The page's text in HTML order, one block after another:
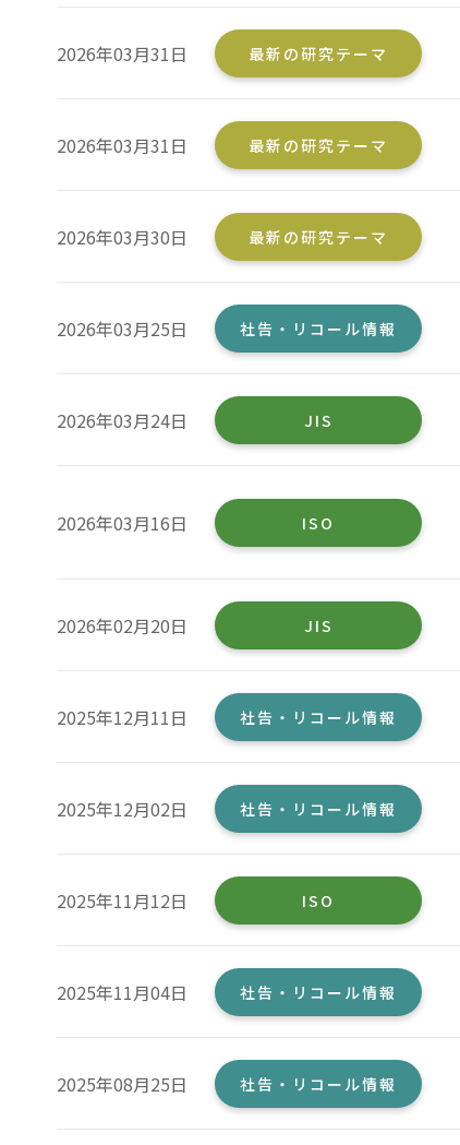
2026年03月31日 最新の研究テーマ
2026年03月31日 最新の研究テーマ
2026年03月30日 最新の研究テーマ
2026年03月25日 社告・リコール情報
2026年03月24日 JIS
2026年03月16日 ISO
2026年02月20日 JIS
2025年12月11日 社告・リコール情報
2025年12月02日 社告・リコール情報
2025年11月12日 ISO
2025年11月04日 社告・リコール情報
2025年08月25日 社告・リコール情報